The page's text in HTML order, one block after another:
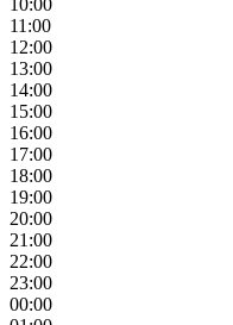
10:00
11:00
12:00
13:00
14:00
15:00
16:00
17:00
18:00
19:00
20:00
21:00
22:00
23:00
00:00